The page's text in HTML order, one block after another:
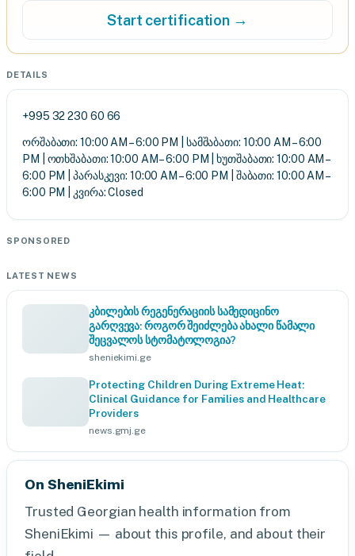
Start certification →
DETAILS
+995 32 230 60 66
ორშაბათი: 10:00 AM – 6:00 PM | სამშაბათი: 10:00 AM – 6:00
PM | ოთხშაბათი: 10:00 AM – 6:00 PM | ხუთშაბათი: 10:00 AM –
6:00 PM | პარასკევი: 10:00 AM – 6:00 PM | შაბათი: 10:00 AM –
6:00 PM | კვირა: Closed
SPONSORED
LATEST NEWS
კბილების რეგენერაციის სამედიცინო
გარღვევა: როგორ შეიძლება ახალი წამალი
შეცვალოს სტომატოლოგია?
sheniekimi.ge
Protecting Children During Extreme Heat:
Clinical Guidance for Families and Healthcare
Providers
news.gmj.ge
On SheniEkimi
Trusted Georgian health information from
SheniEkimi — about this profile, and about their